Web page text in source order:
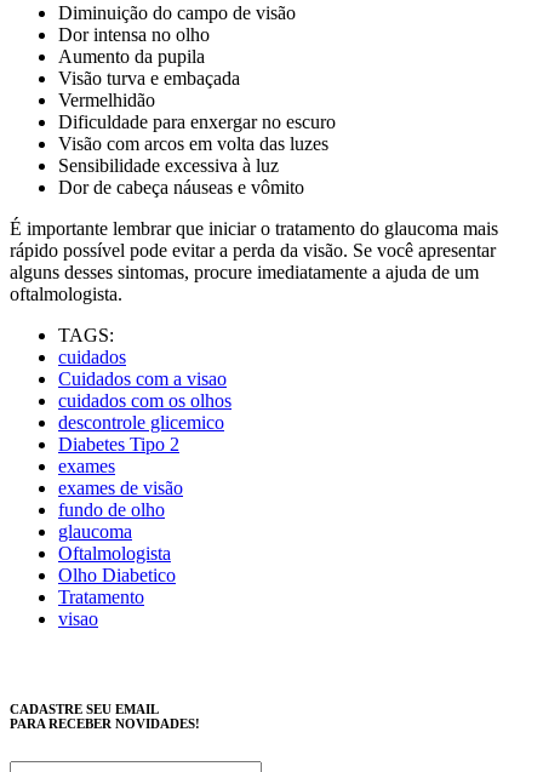
Diminuição do campo de visão
Dor intensa no olho
Aumento da pupila
Visão turva e embaçada
Vermelhidão
Dificuldade para enxergar no escuro
Visão com arcos em volta das luzes
Sensibilidade excessiva à luz
Dor de cabeça náuseas e vômito
É importante lembrar que iniciar o tratamento do glaucoma mais
rápido possível pode evitar a perda da visão. Se você apresentar
alguns desses sintomas, procure imediatamente a ajuda de um
oftalmologista.
TAGS:
cuidados
Cuidados com a visao
cuidados com os olhos
descontrole glicemico
Diabetes Tipo 2
exames
exames de visão
fundo de olho
glaucoma
Oftalmologista
Olho Diabetico
Tratamento
visao
CADASTRE SEU EMAIL
PARA RECEBER NOVIDADES!